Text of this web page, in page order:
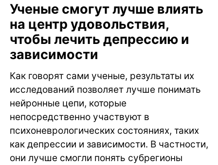
Ученые смогут лучше влиять
на центр удовольствия,
чтобы лечить депрессию и
зависимости
Как говорят сами ученые, результаты их
исследований позволяет лучше понимать
нейронные цепи, которые
непосредственно участвуют в
психоневрологических состояниях, таких
как депрессии и зависимости. В частности,
они лучше смогли понять субрегионы